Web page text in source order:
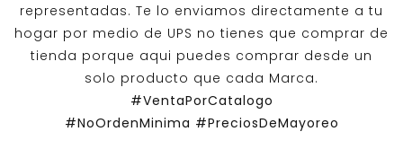
representadas. Te lo enviamos directamente a tu
hogar por medio de UPS no tienes que comprar de
tienda porque aqui puedes comprar desde un
solo producto que cada Marca.
#VentaPorCatalogo
#NoOrdenMinima #PreciosDeMayoreo